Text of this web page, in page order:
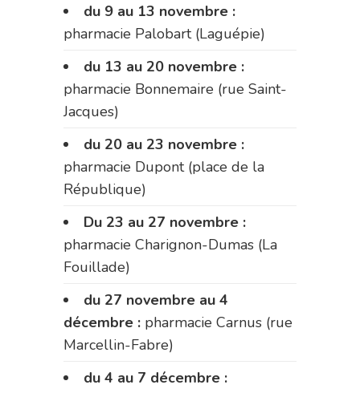
du 9 au 13 novembre :
pharmacie Palobart (Laguépie)
du 13 au 20 novembre :
pharmacie Bonnemaire (rue Saint-
Jacques)
du 20 au 23 novembre :
pharmacie Dupont (place de la
République)
Du 23 au 27 novembre :
pharmacie Charignon-Dumas (La
Fouillade)
du 27 novembre au 4
décembre : pharmacie Carnus (rue
Marcellin-Fabre)
du 4 au 7 décembre :